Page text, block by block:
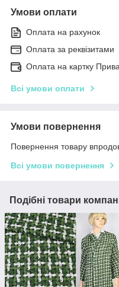
Умови оплати
Оплата на рахунок
Оплата за реквізитами
Оплата на картку
Всі умови оплати
Умови повернення
Повернення товару
Всі умови повернення
Подібні товари